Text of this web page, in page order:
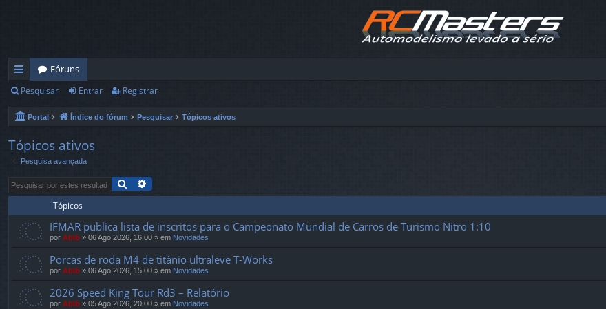
in
ks
d
Fóruns
Pesquisar Entrar Registrar
Portal Índice do fórum Pesquisar Tópicos ativos
Tópicos ativos
Pesquisa avançada
Pesquisar
Tópicos
IFMAR publica lista de inscritos para o Campeonato Mundial de Carros de Turismo Nitro 1:10
por Abib » 06 Ago 2026, 16:00 » em Novidades
Porcas de roda M4 de titânio ultraleve T-Works
por Abib » 06 Ago 2026, 15:00 » em Novidades
2026 Speed ​​King Tour Rd3 – Relatório
por Abib » 05 Ago 2026, 20:00 » em Novidades